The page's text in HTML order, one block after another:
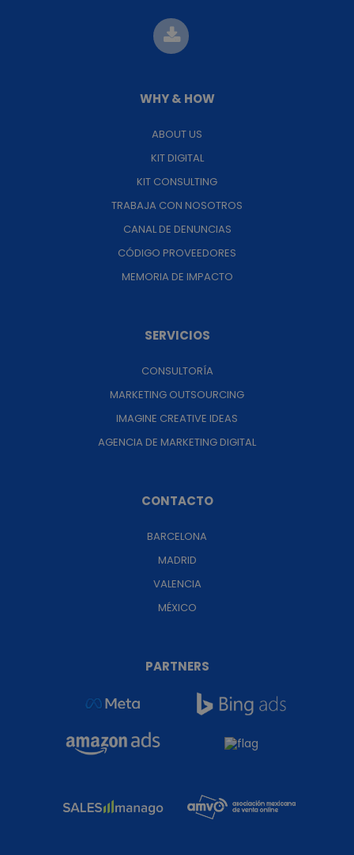
WHY & HOW
ABOUT US
KIT DIGITAL
KIT CONSULTING
TRABAJA CON NOSOTROS
CANAL DE DENUNCIAS
CÓDIGO PROVEEDORES
MEMORIA DE IMPACTO
SERVICIOS
CONSULTORÍA
MARKETING OUTSOURCING
IMAGINE CREATIVE IDEAS
AGENCIA DE MARKETING DIGITAL
CONTACTO
BARCELONA
MADRID
VALENCIA
MÉXICO
PARTNERS